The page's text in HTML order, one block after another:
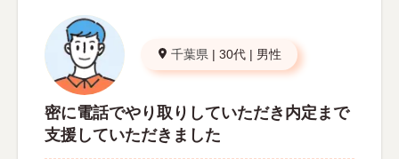
千葉県 | 30代 | 男性
密に電話でやり取りしていただき内定まで
支援していただきました